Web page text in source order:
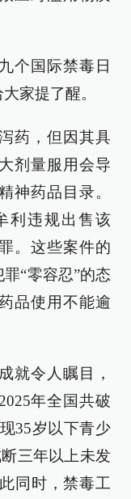
个国际禁毒日
家提了醒。
药，但因其具
剂量服用会导
神药品目录。
利违规出售该
。这些案件的
“零容忍”的态
品使用不能逾
就令人瞩目，
年全国共破
35岁以下青少
三年以上未发
同时，禁毒工